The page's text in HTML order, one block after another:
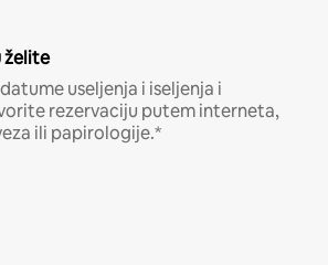
želite
useljenja i iseljenja i
rezervaciju putem interneta,
ili papirologije.*